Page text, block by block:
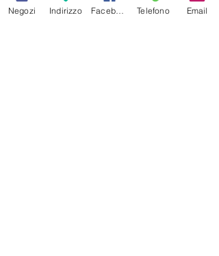
Negozi Indirizzo Telefono Email